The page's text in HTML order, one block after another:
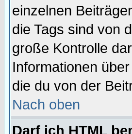
einzelnen
die Tags sind von
große Kontrolle
Informationen
die du von der
Nach oben
Darf ich HTML